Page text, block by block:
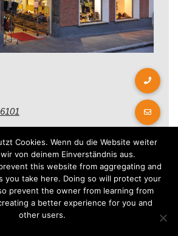
Cookies. Wenn du die Website weiter
von deinem Einverständnis aus.
this website from aggregating and
you take here. Doing so will protect your
prevent the owner from learning from
a better experience for you and
other users.